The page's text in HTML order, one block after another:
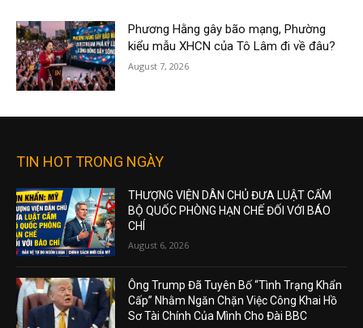
Phương Hằng gây bão mạng, Phường
kiểu mẫu XHCN của Tô Lâm đi về đâu?
August 7, 2026
TIN HOT TRONG NGÀY
THƯỢNG VIỆN DÂN CHỦ ĐƯA LUẬT CẤM
BỘ QUỐC PHÒNG HẠN CHẾ ĐỐI VỚI BÁO
CHÍ
August 6, 2026
Ông Trump Đã Tuyên Bố “Tình Trạng Khẩn
Cấp” Nhằm Ngăn Chặn Việc Công Khai Hồ
Sơ Tài Chính Của Mình Cho Đài BBC